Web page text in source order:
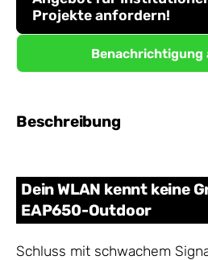
Projekte anfordern!
Benachrichtigung
Beschreibung
Dein WLAN kennt keine
EAP650-Outdoor
Schluss mit schwachem